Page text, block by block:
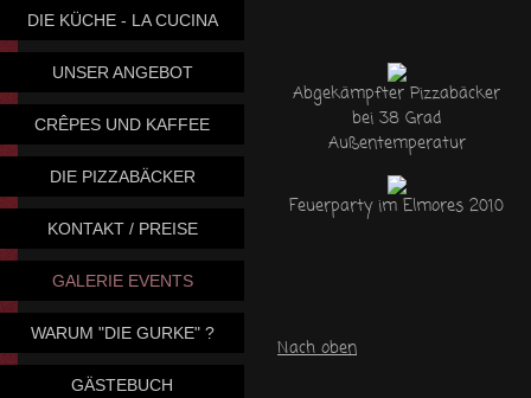
DIE KÜCHE - LA CUCINA
UNSER ANGEBOT
CRÊPES UND KAFFEE
DIE PIZZABÄCKER
KONTAKT / PREISE
GALERIE EVENTS
WARUM "DIE GURKE" ?
GÄSTEBUCH
Abgekämpfter Pizzabäcker
bei 38 Grad
Außentemperatur
Feuerparty im Elmores 2010
Nach oben